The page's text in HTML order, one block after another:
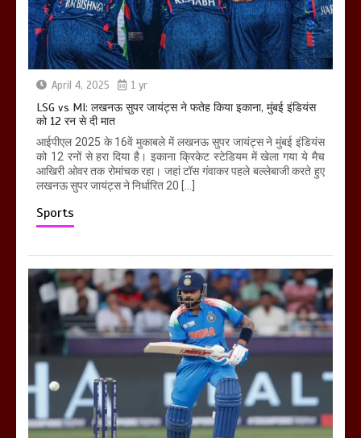
April 4, 2025 1 yr
LSG vs MI: लखनऊ सुपर जायंट्स ने फतेह किया इकाना, मुंबई इंडियंस
को 12 रन से दी मात
आईपीएल 2025 के 16वें मुकाबले में लखनऊ सुपर जायंट्स ने मुंबई इंडियंस
को 12 रनों से हरा दिया है। इकाना क्रिकेट स्टेडियम में खेला गया ये मैच
आखिरी ओवर तक रोमांचक रहा। जहां टॉस गंवाकर पहले बल्लेबाजी करते हुए
लखनऊ सुपर जायंट्स ने निर्धारित 20 […]
Sports